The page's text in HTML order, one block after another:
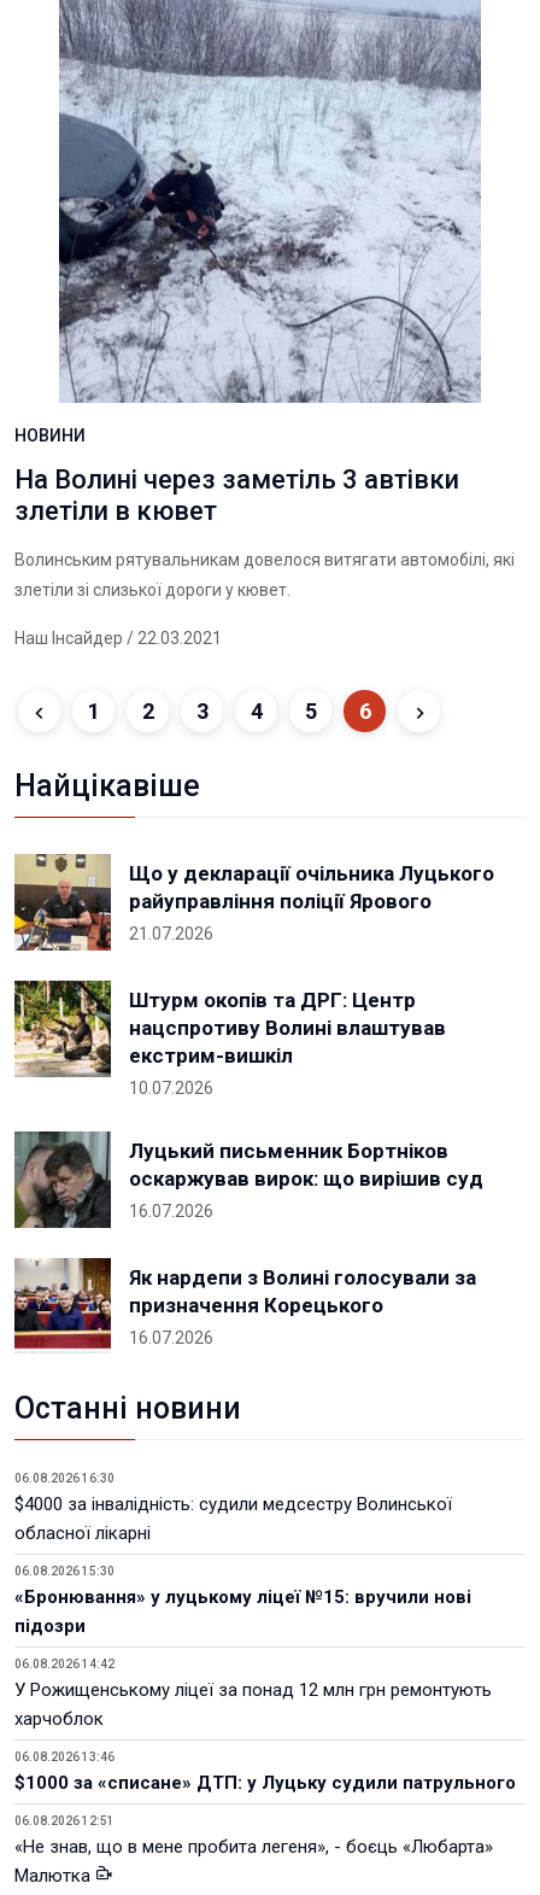
НОВИНИ
На Волині через заметіль 3 автівки
злетіли в кювет
Волинським рятувальникам довелося витягати автомобілі, які
злетіли зі слизької дороги у кювет.
Наш Інсайдер / 22.03.2021
1 2 3 4 5 6
Найцікавіше
Що у декларації очільника Луцького
райуправління поліції Ярового
21.07.2026
Штурм окопів та ДРГ: Центр
нацспротиву Волині влаштував
екстрим-вишкіл
10.07.2026
Луцький письменник Бортніков
оскаржував вирок: що вирішив суд
16.07.2026
Як нардепи з Волині голосували за
призначення Корецького
16.07.2026
Останні новини
06.08.2026 16:30
$4000 за інвалідність: судили медсестру Волинської
обласної лікарні
06.08.2026 15:30
«Бронювання» у луцькому ліцеї №15: вручили нові
підозри
06.08.2026 14:42
У Рожищенському ліцеї за понад 12 млн грн ремонтують
харчоблок
06.08.2026 13:46
$1000 за «списане» ДТП: у Луцьку судили патрульного
06.08.2026 12:51
«Не знав, що в мене пробита легеня», - боєць «Любарта»
Малютка